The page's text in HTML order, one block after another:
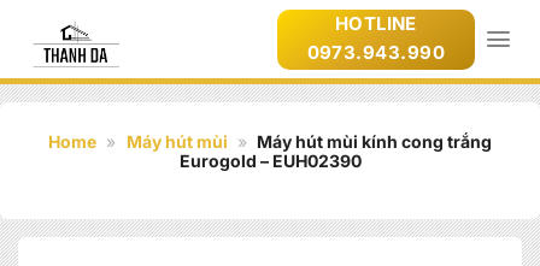
dung
HOTLINE
0973.943.990
Home » Máy hút mùi » Máy hút mùi kính cong trắng
Eurogold – EUH02390